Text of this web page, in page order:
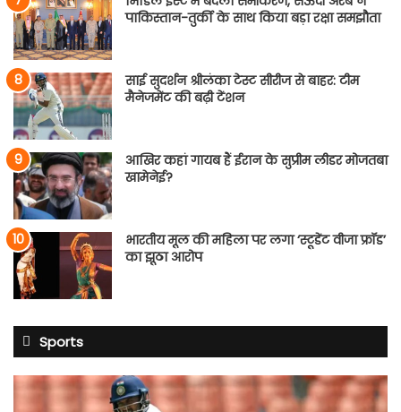
पाकिस्तान-तुर्की के साथ किया बड़ा रक्षा समझौता
साई सुदर्शन श्रीलंका टेस्ट सीरीज से बाहर: टीम
मैनेजमेंट की बढ़ी टेंशन
आखिर कहां गायब हैं ईरान के सुप्रीम लीडर मोजतबा
खामेनेई?
भारतीय मूल की महिला पर लगा ‘स्टूडेंट वीजा फ्रॉड’
का झूठा आरोप
Sports
साई